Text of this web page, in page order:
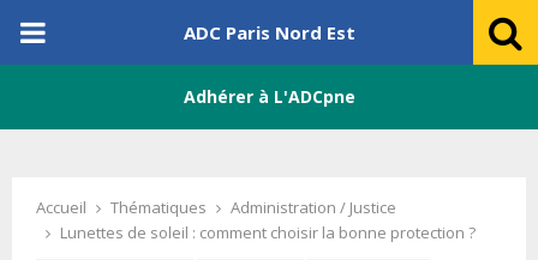
PRIMARY
ADC Paris Nord Est
Adhérer à L'ADCpne
Accueil Thématiques
Administration / Justice
Lunettes de soleil : comment choisir la bonne protection ?